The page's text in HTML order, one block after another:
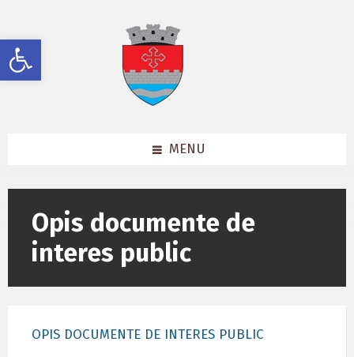
Deschide bara de unelte
content
left
sidebar
footer
MENU
Opis documente de
interes public
OPIS DOCUMENTE DE INTERES PUBLIC